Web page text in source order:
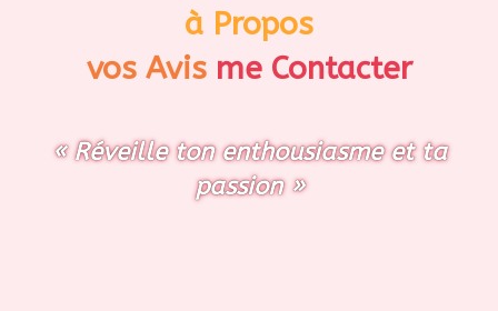
à Propos
vos Avis me Contacter
« Réveille ton enthousiasme et ta
passion »